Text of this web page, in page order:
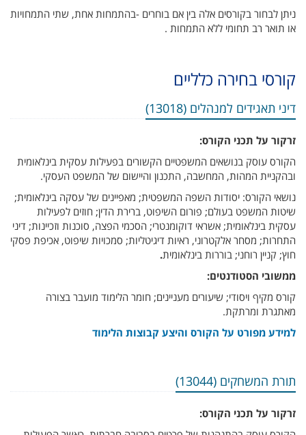
ניתן לבחור בקורסים אלה בין אם בוחרים -בהתמחות אחת, שתי התמחויות
או תואר רב תחומי ללא התמחות .
קורסי בחירה כלליים
דיני תאגידים למנהלים (13018)
זרקור על תכני הקורס:
הקורס עוסק בנושאים המשפטיים הקשורים בפעילות עסקית בינלאומית
ובהקניית המהות, המחשבה, התכנון והיישום של המשפט העסקי.
נושאי הקורס: יסודות השפה המשפטית; מאפיינים של עסקה בינלאומית;
שיטות המשפט בעולם; פורום השיפוט, ברירת הדין; חוזים לפעילות
עסקית בינלאומית; אשראי דוקומנטרי; הסכמי הפצה, סוכנות וזכיינות; דיני
התחרות; מסחר אלקטרוני, ראיות דיגיטליות; סמכויות שיפוט, אכיפת פסקי
חוץ; קניין רוחני; בוררות בינלאומית.
ממשובי הסטודנטים:
קורס מקיף ויסודי; שיעורים מעניינים; חומר הלימוד מועבר בצורה
מאתגרת ומרתקת.
למידע מפורט על הקורס והיצע קבוצות הלימוד
תורת המשחקים (13044)
זרקור על תכני הקורס: